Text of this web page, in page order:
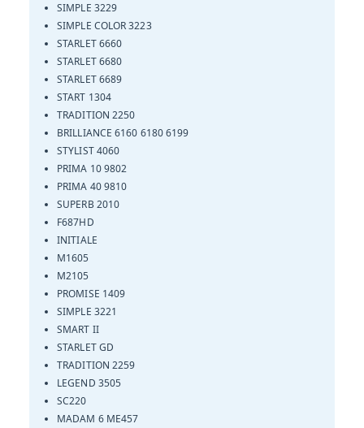
SIMPLE 3229
SIMPLE COLOR 3223
STARLET 6660
STARLET 6680
STARLET 6689
START 1304
TRADITION 2250
BRILLIANCE 6160 6180 6199
STYLIST 4060
PRIMA 10 9802
PRIMA 40 9810
SUPERB 2010
F687HD
INITIALE
M1605
M2105
PROMISE 1409
SIMPLE 3221
SMART II
STARLET GD
TRADITION 2259
LEGEND 3505
SC220
MADAM 6 ME457